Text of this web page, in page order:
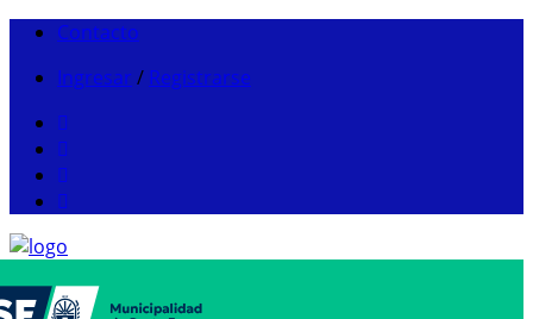
Contacto
Ingresar / Registrarse